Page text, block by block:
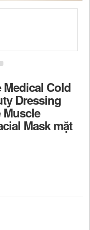
Medical Cold
Dressing
Muscle
Mask mặt